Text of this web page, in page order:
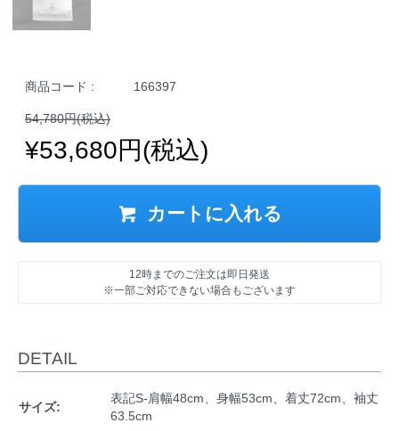
商品コード : 166397
54,780円(税込)
¥53,680円(税込)
カートに入れる
12時までのご注文は即日発送
※一部ご対応できない場合もございます
DETAIL
サイズ:
表記S-肩幅48cm、身幅53cm、着丈72cm、袖丈
63.5cm